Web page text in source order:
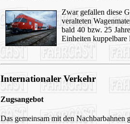
Zwar gefallen diese
veralteten
bald 40 bzw. 25
Einheiten kuppelbare
Internationaler Verkehr
Zugsangebot
Das gemeinsam mit den